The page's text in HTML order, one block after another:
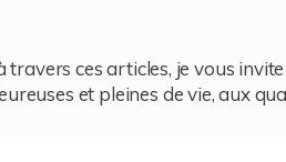
ces articles, je vous
et pleines de vie, aux